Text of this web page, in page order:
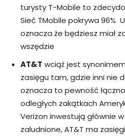
turysty T-Mobile to
Sieć TMobile pokrywa 96%
oznacza że będziesz miał
wszędzie
AT&T wciąż jest
zasięgu tam, gdzie inni nie
oznacza to pewność
odległych zakątkach
Verizon inwestują głównie
zaludnione, AT&T ma